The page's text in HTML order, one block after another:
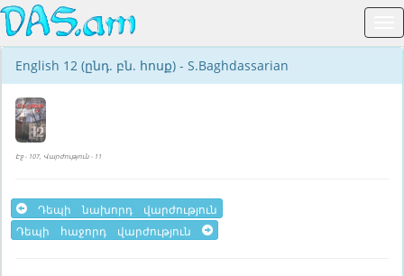
English 12 (ընդ. բն. հոսք) - S.Baghdassarian
Էջ - 107, Վարժություն - 11
Դեպի նախորդ վարժություն
Դեպի հաջորդ վարժություն